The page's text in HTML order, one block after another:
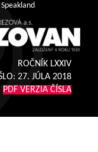
ROČNÍK LXXIV
27. JÚLA 2018
PDF VERZIA ČÍSLA